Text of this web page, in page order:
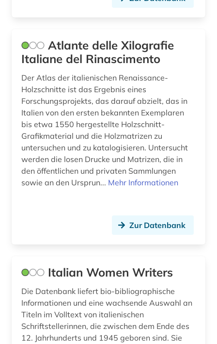
Atlante delle Xilografie
Italiane del Rinascimento
Der Atlas der italienischen Renaissance-
Holzschnitte ist das Ergebnis eines
Forschungsprojekts, das darauf abzielt, das in
Italien von den ersten bekannten Exemplaren
bis etwa 1550 hergestellte Holzschnitt-
Grafikmaterial und die Holzmatrizen zu
untersuchen und zu katalogisieren. Untersucht
werden die losen Drucke und Matrizen, die in
den öffentlichen und privaten Sammlungen
sowie an den Ursprun... Mehr Informationen
Zur Datenbank
Italian Women Writers
Die Datenbank liefert bio-bibliographische
Informationen und eine wachsende Auswahl an
Titeln im Volltext von italienischen
Schriftstellerinnen, die zwischen dem Ende des
12. Jahrhunderts und 1945 geboren sind. Sie